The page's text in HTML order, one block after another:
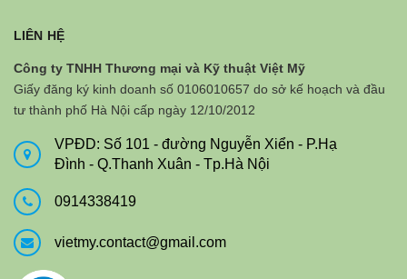
LIÊN HỆ
Công ty TNHH Thương mại và Kỹ thuật Việt Mỹ
Giấy đăng ký kinh doanh số 0106010657 do sở kế hoạch và đầu
tư thành phố Hà Nội cấp ngày 12/10/2012
VPĐD: Số 101 - đường Nguyễn Xiển - P.Hạ
Đình - Q.Thanh Xuân - Tp.Hà Nội
0914338419
vietmy.contact@gmail.com